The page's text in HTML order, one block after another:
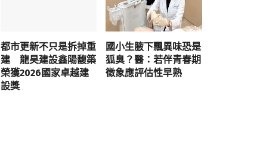
都市更新不只是拆掉重
建 龍昊建設鑫陽馥築
榮獲2026國家卓越建
設獎
國小生腋下飄異味恐是
狐臭？醫：若伴青春期
徵象應評估性早熟